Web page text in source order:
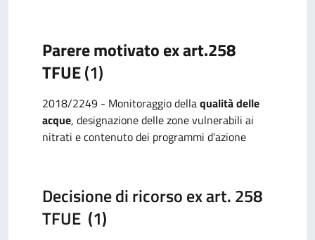
Parere motivato ex art.258
TFUE(1)
2018/2249 - Monitoraggio dellaqualità delle
acque, designazione delle zone vulnerabili ai
nitrati e contenuto dei programmi d'azione
Decisione di ricorso ex art. 258
TFUE (1)